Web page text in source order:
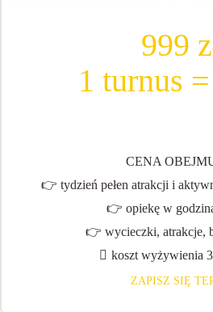
999
1 turnus
CENA
👉 tydzień pełen atrakcji i
👉 opiekę w
👉 wycieczki, atrakcje,
koszt wyżywienia
ZAPISZ SIĘ